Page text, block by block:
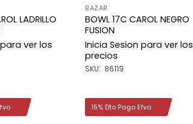
LADRILLO
ver los
BAZAR
BOWL 17C CAROL NEGRO
FUSION
Inicia Sesion para ver los
precios
SKU: 86119
15% Dto Pago Efvo